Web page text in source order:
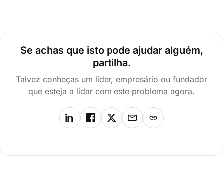
Se achas que isto pode ajudar alguém,
partilha.
Talvez conheças um líder, empresário ou fundador
que esteja a lidar com este problema agora.